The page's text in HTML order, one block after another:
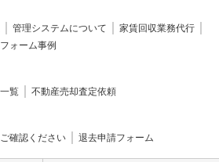
管理システムについて
家賃回収業務代行
ォーム事例
覧 不動産売却査定依頼
確認ください 退去申請フォーム